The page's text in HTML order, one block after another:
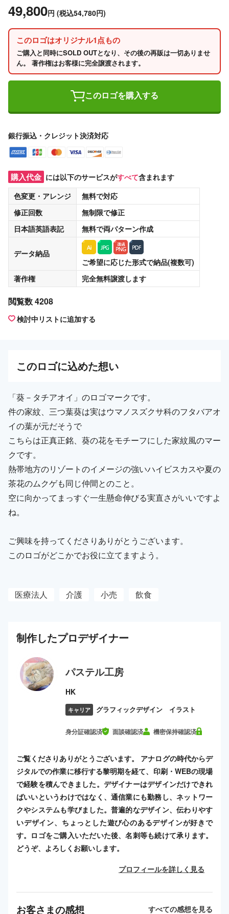
49,800円 (税込54,780円)
このロゴはオリジナル1点もの
ご購入と同時にSOLD OUTとなり、その後の再販は一切ありませ
ん。 著作権はお客様に完全譲渡されます。
このロゴを購入する
銀行振込・クレジット決済対応
購入代金 には以下のサービスがすべて含まれます
色変更・アレンジ
無料で対応
修正回数
無制限で修正
日本語英語表記
無料で両パターン作成
データ納品
ご希望に応じた形式で納品(複数可)
著作権
完全無料譲渡します
閲覧数 4208
検討中リストに追加する
このロゴに込めた想い
「葵－タチアオイ」のロゴマークです。
件の家紋、三つ葉葵は実はウマノスズクサ科のフタバアオ
イの葉が元だそうで
こちらは正真正銘、葵の花をモチーフにした家紋風のマー
クです。
熱帯地方のリゾートのイメージの強いハイビスカスや夏の
茶花のムクゲも同じ仲間とのこと。
空に向かってまっすぐ一生懸命伸びる実直さがいいですよ
ね。
ご興味を持ってくださりありがとうございます。
このロゴがどこかでお役に立てますよう。
医療法人 介護 小売 飲食
制作したプロデザイナー
パステル工房
HK
キャリア グラフィックデザイン イラスト
身分証確認済 面談確認済 機密保持確認済
ご覧くださりありがとうございます。 アナログの時代からデ
ジタルでの作業に移行する黎明期を経て、印刷・WEBの現場
で経験を積んできました。デザイナーはデザインだけできれ
ばいいというわけではなく、通信業にも勤務し、ネットワー
クやシステムも学びました。普遍的なデザイン、伝わりやす
いデザイン、ちょっとした遊び心のあるデザインが好きで
す。ロゴをご購入いただいた後、名刺等も続けて承ります。
どうぞ、よろしくお願いします。
プロフィールを詳しく見る
お客さまの感想 すべての感想を見る